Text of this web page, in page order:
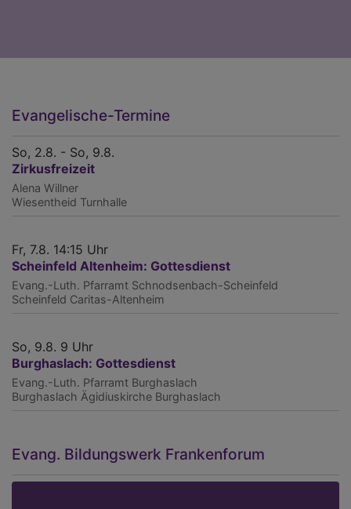
Evangelische-Termine
So, 2.8. - So, 9.8.
Zirkusfreizeit
Alena Willner
Wiesentheid Turnhalle
Fr, 7.8. 14:15 Uhr
Scheinfeld Altenheim: Gottesdienst
Evang.-Luth. Pfarramt Schnodsenbach-Scheinfeld
Scheinfeld Caritas-Altenheim
So, 9.8. 9 Uhr
Burghaslach: Gottesdienst
Evang.-Luth. Pfarramt Burghaslach
Burghaslach Ägidiuskirche Burghaslach
Evang. Bildungswerk Frankenforum